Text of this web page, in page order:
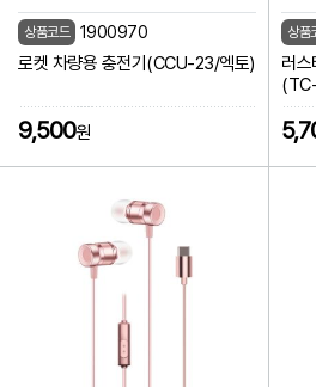
상품코드 1900970
로켓 차량용 충전기(CCU-23/엑토)
9,500원
상품
러